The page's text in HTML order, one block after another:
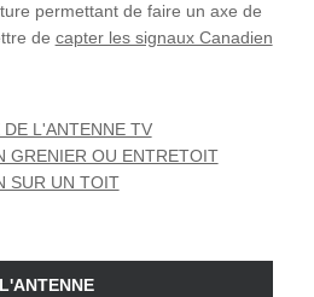
permettant de faire un axe de
de capter les signaux Canadien
L'ANTENNE TV
GRENIER OU ENTRETOIT
SUR UN TOIT